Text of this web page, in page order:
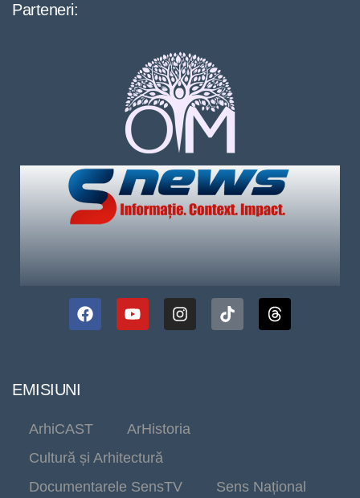
Parteneri:
EMISIUNI
ArhiCAST
ArHistoria
Cultură și Arhitectură
Documentarele SensTV
Sens Național